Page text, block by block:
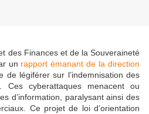
des Finances et de la Souveraineté
un rapport émanant de la direction
de légiférer sur l’indemnisation des
Ces cyberattaques menacent ou
d’information, paralysant ainsi des
Ce projet de loi d’orientation